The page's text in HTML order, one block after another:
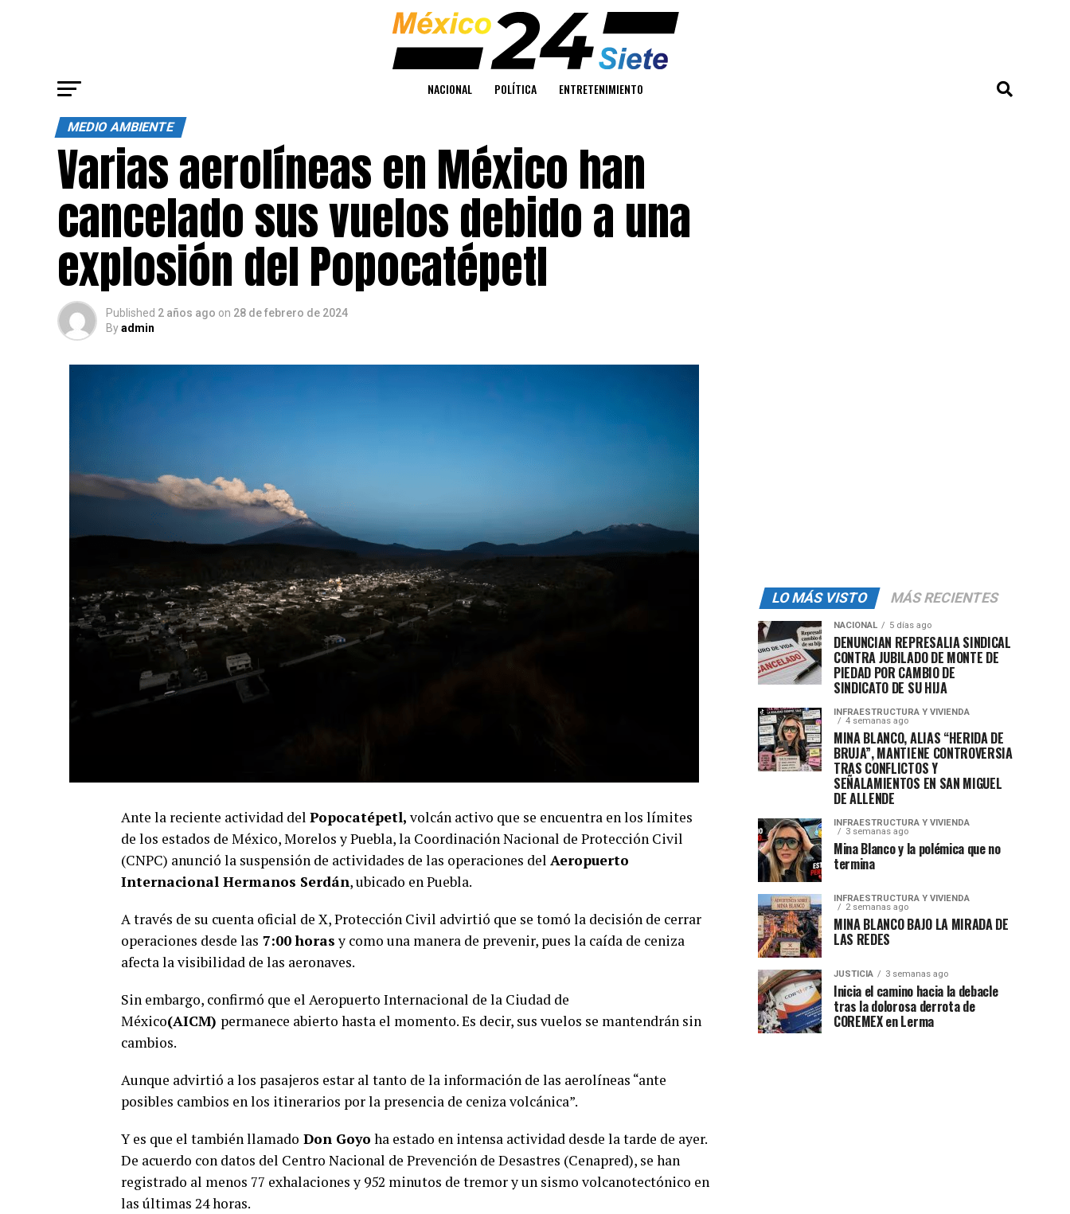
NACIONAL POLÍTICA ENTRETENIMIENTO
MEDIO AMBIENTE
Varias aerolíneas en México han
cancelado sus vuelos debido a una
explosión del Popocatépetl
Published 2 años ago on 28 de febrero de 2024
Byadmin
Ante la reciente actividad del Popocatépetl, volcán activo que se encuentra en los límites
de los estados de México, Morelos y Puebla, la Coordinación Nacional de Protección Civil
(CNPC) anunció la suspensión de actividades de las operaciones del Aeropuerto
Internacional Hermanos Serdán, ubicado en Puebla.
A través de su cuenta oficial de X, Protección Civil advirtió que se tomó la decisión de cerrar
operaciones desde las 7:00 horasy como una manera de prevenir, pues la caída de ceniza
afecta la visibilidad de las aeronaves.
Sin embargo, confirmó que el Aeropuerto Internacional de la Ciudad de
México(AICM) permanece abierto hasta el momento. Es decir, sus vuelos se mantendrán sin
cambios.
Aunque advirtió a los pasajeros estar al tanto de la información de las aerolíneas “ante
posibles cambios en los itinerarios por la presencia de ceniza volcánica”.
Y es que el también llamado Don Goyo ha estado en intensa actividad desde la tarde de ayer.
De acuerdo con datos del Centro Nacional de Prevención de Desastres (Cenapred), se han
registrado al menos 77 exhalaciones y 952 minutos de tremor y un sismo volcanotectónico en
las últimas 24 horas.
LO MÁS VISTO MÁS RECIENTES
NACIONAL 5 días ago
DENUNCIAN REPRESALIA SINDICAL
CONTRA JUBILADO DE MONTE DE
PIEDAD POR CAMBIO DE
SINDICATO DE SU HIJA
INFRAESTRUCTURA Y VIVIENDA
4 semanas ago
MINA BLANCO, ALIAS “HERIDA DE
BRUJA”, MANTIENE CONTROVERSIA
TRAS CONFLICTOS Y
SEÑALAMIENTOS EN SAN MIGUEL
DE ALLENDE
INFRAESTRUCTURA Y VIVIENDA
3 semanas ago
Mina Blanco y la polémica que no
termina
INFRAESTRUCTURA Y VIVIENDA
2 semanas ago
MINA BLANCO BAJO LA MIRADA DE
LAS REDES
JUSTICIA 3 semanas ago
Inicia el camino hacia la debacle
tras la dolorosa derrota de
COREMEX en Lerma